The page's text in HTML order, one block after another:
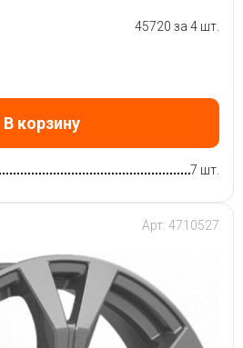
45720 за 4 шт.
В корзину
7 шт.
Арт: 4710527